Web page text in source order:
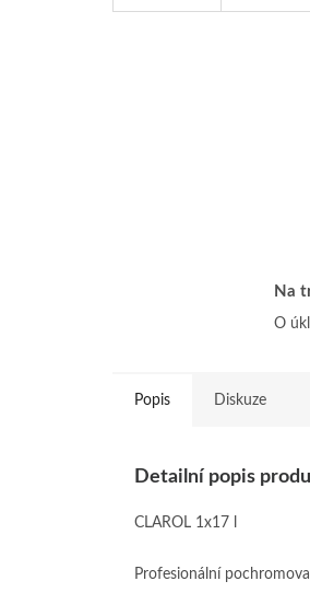
Na
O
Popis Diskuze
Detailní popis
CLAROL 1x17 l
Profesionální